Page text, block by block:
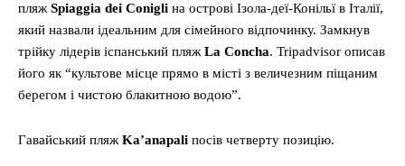
пляжSpiaggia dei Conigli на острові Ізола-деї-Конільї в Італії,
який назвали ідеальним для сімейного відпочинку. Замкнув
трійку лідерів іспанський пляжLa Concha. Tripadvisor описав
його як “культове місце прямо в місті з величезним піщаним
берегом і чистою блакитною водою”.
Гавайський пляжKa’anapali посів четверту позицію.